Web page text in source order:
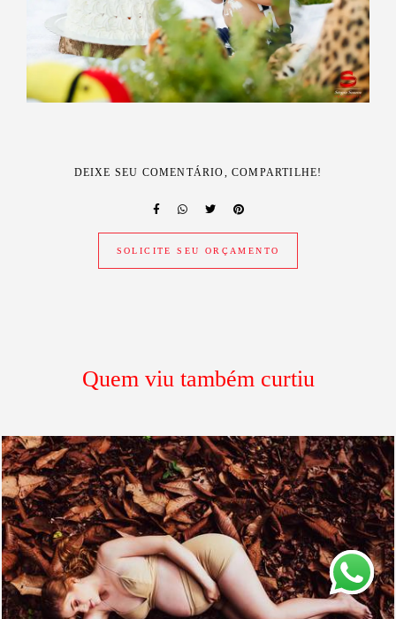
DEIXE SEU COMENTÁRIO, COMPARTILHE!
SOLICITE SEU ORÇAMENTO
Quem viu também curtiu